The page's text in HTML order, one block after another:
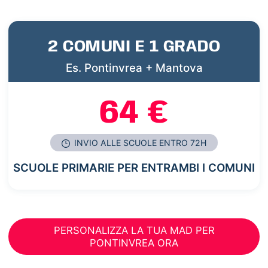
2 COMUNI E 1 GRADO
Es. Pontinvrea + Mantova
64 €
INVIO ALLE SCUOLE ENTRO 72H
SCUOLE PRIMARIE PER ENTRAMBI I COMUNI
PERSONALIZZA LA TUA MAD PER
PONTINVREA ORA